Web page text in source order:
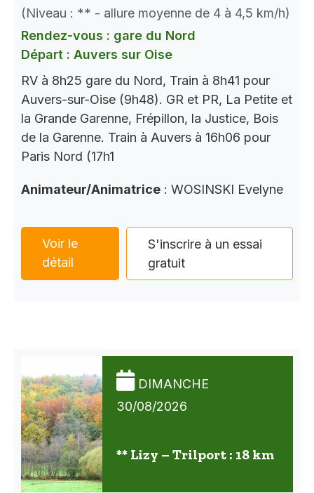
(Niveau : ** - allure moyenne de 4 à 4,5 km/h)
Rendez-vous : gare du Nord
Départ : Auvers sur Oise
RV à 8h25 gare du Nord, Train à 8h41 pour
Auvers-sur-Oise (9h48). GR et PR, La Petite et
la Grande Garenne, Frépillon, la Justice, Bois
de la Garenne. Train à Auvers à 16h06 pour
Paris Nord (17h1
Animateur/Animatrice : WOSINSKI Evelyne
Voir le
détail
S'inscrire à un essai
gratuit
DIMANCHE
30/08/2026
** Lizy – Trilport : 18 km